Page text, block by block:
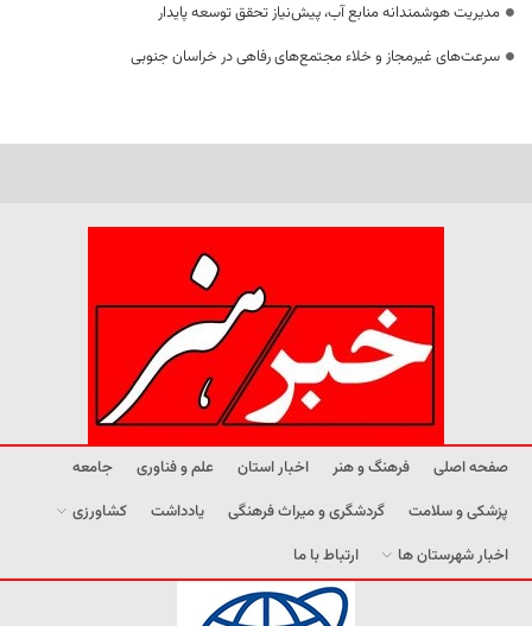
مدیریت هوشمندانه منابع آب، پیش‌نیاز تحقق توسعه پایدار
سرعت‌های غیرمجاز و خلاء مجتمع‌های رفاهی در خراسان جنوبی
صفحه اصلی فرهنگ و هنر اخبار استان علم و فناوری
جامعه
پزشکی و سلامت
گردشگری و میراث فرهنگی یادداشت
کشاورزی
اخبار شهرستان ها
ارتباط با ما